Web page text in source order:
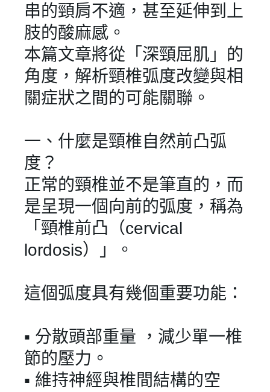
串的頸肩不適，甚至延伸到上
肢的酸麻感。
本篇文章將從「深頸屈肌」的
角度，解析頸椎弧度改變與相
關症狀之間的可能關聯。
一、什麼是頸椎自然前凸弧
度？
正常的頸椎並不是筆直的，而
是呈現一個向前的弧度，稱為
「頸椎前凸（cervical
lordosis）」。
這個弧度具有幾個重要功能：
▪︎ 分散頭部重量 ，減少單一椎
節的壓力。
▪︎ 維持神經與椎間結構的空